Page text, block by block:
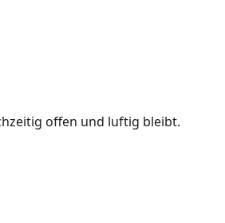
offen und luftig bleibt.